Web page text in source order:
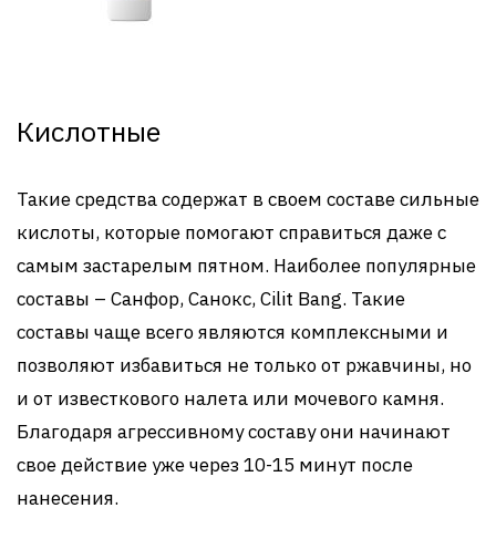
Кислотные
Такие средства содержат в своем составе сильные
кислоты, которые помогают справиться даже с
самым застарелым пятном. Наиболее популярные
составы – Санфор, Санокс, Cilit Bang. Такие
составы чаще всего являются комплексными и
позволяют избавиться не только от ржавчины, но
и от известкового налета или мочевого камня.
Благодаря агрессивному составу они начинают
свое действие уже через 10-15 минут после
нанесения.